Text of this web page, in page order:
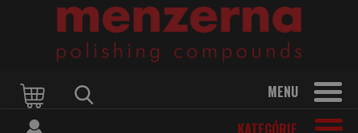
MENU
KATEGÓRIE